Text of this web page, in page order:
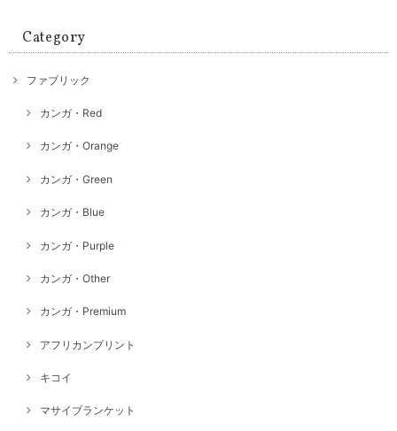
Category
ファブリック
カンガ・Red
カンガ・Orange
カンガ・Green
カンガ・Blue
カンガ・Purple
カンガ・Other
カンガ・Premium
アフリカンプリント
キコイ
マサイブランケット